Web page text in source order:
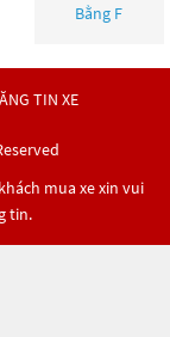
Bằng F
TIN XE
mua xe xin vui
tin.